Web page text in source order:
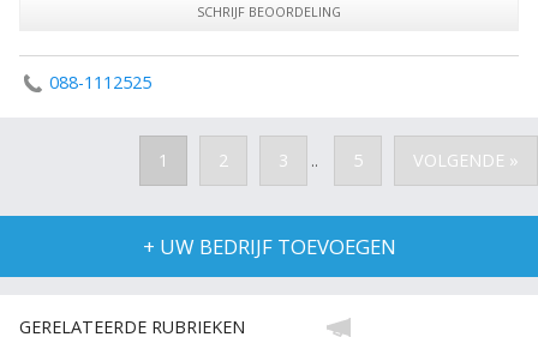
SCHRIJF BEOORDELING
088-1112525
1 2 3 .. 5 VOLGENDE »
+ UW BEDRIJF TOEVOEGEN
GERELATEERDE RUBRIEKEN